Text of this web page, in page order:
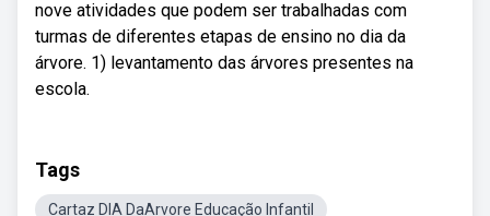
nove atividades que podem ser trabalhadas com
turmas de diferentes etapas de ensino no dia da
árvore. 1) levantamento das árvores presentes na
escola.
Tags
Cartaz DIA DaArvore Educação Infantil